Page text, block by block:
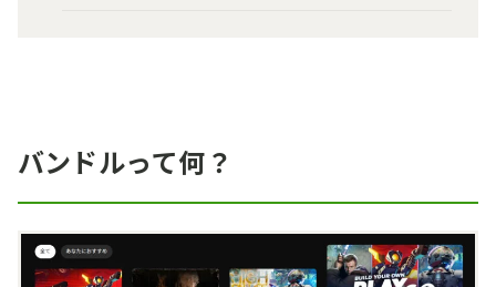
バンドルって何？